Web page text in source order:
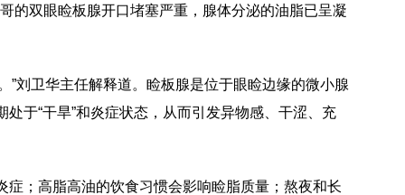
的双眼睑板腺开口堵塞严重，腺体分泌的油脂已呈凝
”刘卫华主任解释道。睑板腺是位于眼睑边缘的微小腺
于“干旱”和炎症状态，从而引发异物感、干涩、充
症；高脂高油的饮食习惯会影响睑脂质量；熬夜和长